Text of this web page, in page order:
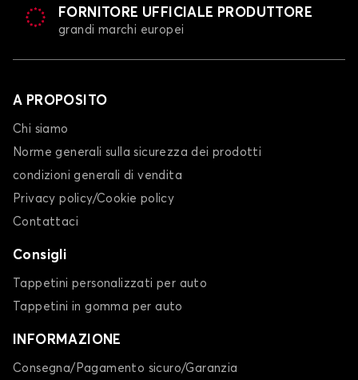
FORNITORE UFFICIALE PRODUTTORE
grandi marchi europei
A PROPOSITO
Chi siamo
Norme generali sulla sicurezza dei prodotti
condizioni generali di vendita
Privacy policy/Cookie policy
Contattaci
Consigli
Tappetini personalizzati per auto
Tappetini in gomma per auto
INFORMAZIONE
Consegna/Pagamento sicuro/Garanzia